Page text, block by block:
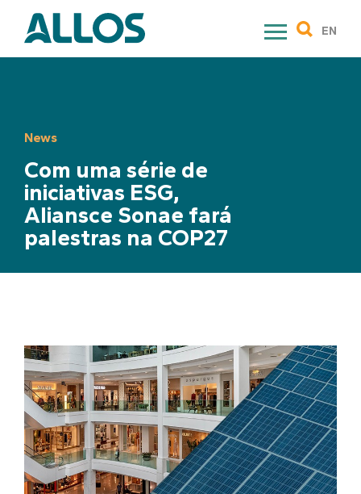
content
EN
News
Com uma série de
iniciativas ESG,
Aliansce Sonae fará
palestras na COP27